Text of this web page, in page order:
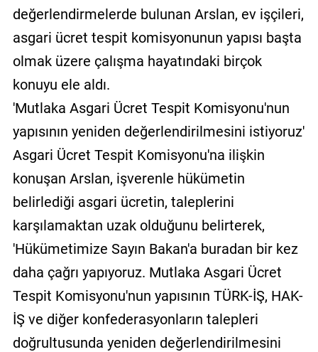
değerlendirmelerde bulunan Arslan, ev işçileri,
asgari ücret tespit komisyonunun yapısı başta
olmak üzere çalışma hayatındaki birçok
konuyu ele aldı.
'Mutlaka Asgari Ücret Tespit Komisyonu'nun
yapısının yeniden değerlendirilmesini istiyoruz'
Asgari Ücret Tespit Komisyonu'na ilişkin
konuşan Arslan, işverenle hükümetin
belirlediği asgari ücretin, taleplerini
karşılamaktan uzak olduğunu belirterek,
'Hükümetimize Sayın Bakan'a buradan bir kez
daha çağrı yapıyoruz. Mutlaka Asgari Ücret
Tespit Komisyonu'nun yapısının TÜRK-İŞ, HAK-
İŞ ve diğer konfederasyonların talepleri
doğrultusunda yeniden değerlendirilmesini